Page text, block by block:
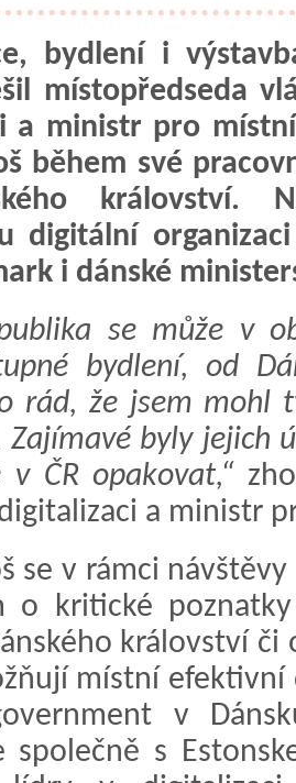
bydlení i
místopředseda
a ministr pro
během své
království.
digitální
i dánské
se může v
bydlení, od
rád, že jsem mohl
byly jejich
v ČR opakovat,“
a ministr
se v rámci
o kritické
království či
místní efektivní
v
společně s